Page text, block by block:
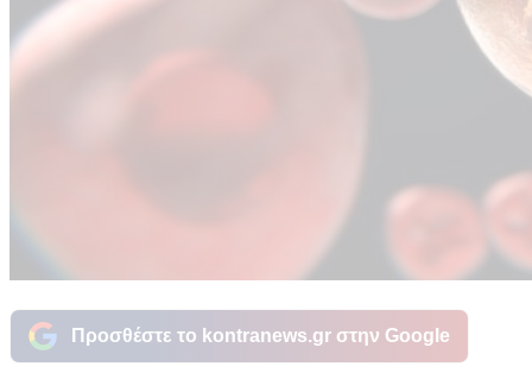
Προσθέστε το kontranews.gr στην Google